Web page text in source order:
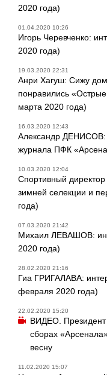
2020 года)
01.04.2020 10:26
Игорь Черевченко:
2020 года)
19.03.2020 22:31
Анри Хагуш: Сижу
понравились
марта 2020 года)
16.03.2020 12:43
Александр ДЕНИСОВ:
журнала ПФК
10.03.2020 12:04
Спортивный
зимней селекции и
года)
07.03.2020 21:42
Михаил ЛЕВАШОВ:
2020 года)
28.02.2020 21:16
Гиа ГРИГАЛАВА:
февраля 2020 года)
22.02.2020 15:20
ВИДЕО.
сборах
весну
11.02.2020 15:07